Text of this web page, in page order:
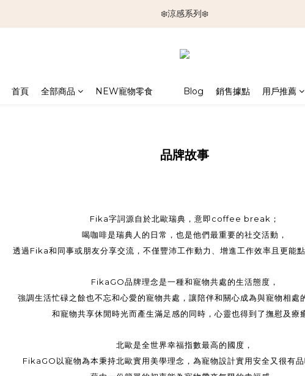
🆕新品上架🆕
❄️涼感系列❄️
首頁 全部商品 NEW寵物零食 Blog 銷售據點 用戶推薦
品牌故事
Fika字詞源自於北歐瑞典，意即coffee break；
喝咖啡是瑞典人的日常，也是他們最重要的社交活動，
透過Fika和同事或朋友分享交流，不僅豐沛工作動力、增進工作效率且更能點
FikaGO品牌理念是一種和寵物共處的生活態度，
強調生活忙碌之餘也不忘和心愛的寵物共處，讓陪伴和關心成為與寵物相處
和寵物共享休閒時光而產生滿足感的同時，心靈也得到了撫慰及療
北歐是全世界幸福指數最高的國度，
FikaGO以寵物為本秉持北歐實用美學理念，為寵物設計實用安全又很有品